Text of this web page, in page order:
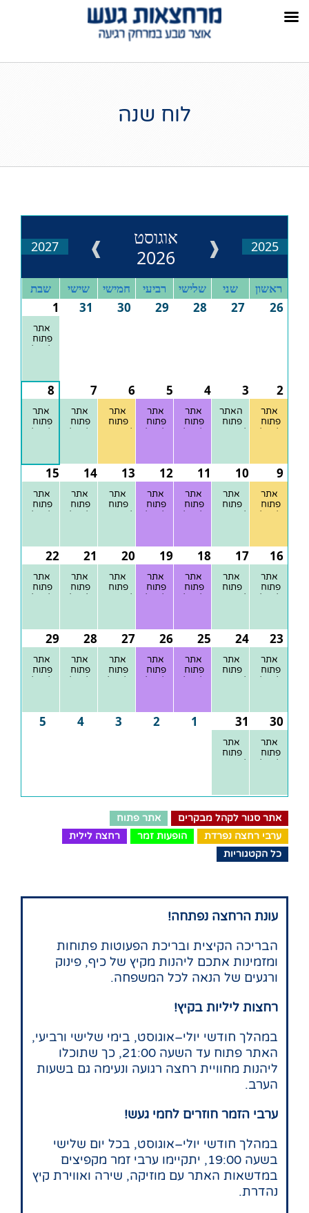
לוח שנה
2025
❰
אוגוסט
2026
❱
2027
ראשון שני שלישי רביעי חמישי שישי
שבת
26
27
28
29
30
31
1
אתר
פתוח
לקהל
2
אתר
פתוח
לקהל
3
האתר
פתוח
למבקרים
4
אתר
פתוח
לקהל
5
אתר
פתוח
לקהל
6
אתר
פתוח
למבקרים
7
אתר
פתוח
לקהל
8
אתר
פתוח
לקהל
9
אתר
פתוח
לקהל
10
אתר
פתוח
למבקרים
11
אתר
פתוח
לקהל
12
אתר
פתוח
לקהל
13
אתר
פתוח
למבקרים
14
אתר
פתוח
לקהל
15
אתר
פתוח
לקהל
16
אתר
פתוח
לקהל
17
אתר
פתוח
למבקרים
18
אתר
פתוח
לקהל
19
אתר
פתוח
לקהל
20
אתר
פתוח
למבקרים
21
אתר
פתוח
לקהל
22
אתר
פתוח
לקהל
23
אתר
פתוח
לקהל
24
אתר
פתוח
למבקרים
25
אתר
פתוח
לקהל
26
אתר
פתוח
לקהל
27
אתר
פתוח
לקהל
28
אתר
פתוח
לקהל
29
אתר
פתוח
לקהל
30
אתר
פתוח
לקהל
31
אתר
פתוח
למבקרים
1
2
3
4
5
אתר סגור לקהל מבקרים
אתר פתוח
ערבי רחצה נפרדת
הופעות זמר
רחצה לילית
כל הקטגוריות
עונת הרחצה נפתחה!
הבריכה הקיצית ובריכת הפעוטות פתוחות
ומזמינות אתכם ליהנות מקיץ של כיף, פינוק
ורגעים של הנאה לכל המשפחה.
רחצות ליליות בקיץ!
במהלך חודשי יולי–אוגוסט, בימי שלישי ורביעי,
האתר פתוח עד השעה 21:00, כך שתוכלו
ליהנות מחוויית רחצה רגועה ונעימה גם בשעות
הערב.
ערבי הזמר חוזרים לחמי געש!
במהלך חודשי יולי–אוגוסט, בכל יום שלישי
בשעה 19:00, יתקיימו ערבי זמר מקפיצים
במדשאות האתר עם מוזיקה, שירה ואווירת קיץ
נהדרת.